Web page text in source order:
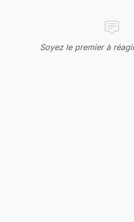
Soyez le premier à